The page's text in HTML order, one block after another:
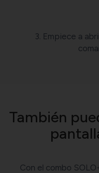
3. Empiece a
También
Con el combo